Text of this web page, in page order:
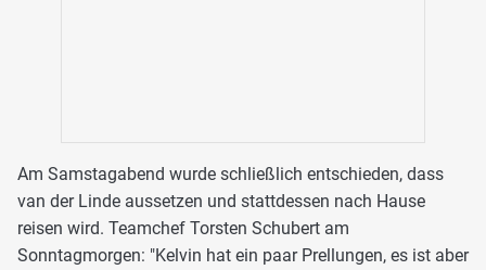
Am Samstagabend wurde schließlich entschieden, dass
van der Linde aussetzen und stattdessen nach Hause
reisen wird. Teamchef Torsten Schubert am
Sonntagmorgen: "Kelvin hat ein paar Prellungen, es ist aber